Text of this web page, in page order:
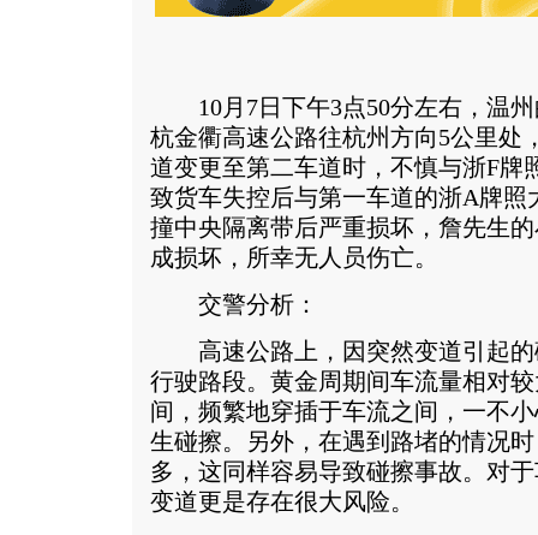
10月7日下午3点50分左右，温州
杭金衢高速公路往杭州方向5公里处
道变更至第二车道时，不慎与浙F牌
致货车失控后与第一车道的浙A牌照
撞中央隔离带后严重损坏，詹先生
成损坏，所幸无人员伤亡。
交警分析：
高速公路上，因突然变道引起的
行驶路段。黄金周期间车流量相对
间，频繁地穿插于车流之间，一不
生碰擦。另外，在遇到路堵的情况
多，这同样容易导致碰擦事故。对
变道更是存在很大风险。